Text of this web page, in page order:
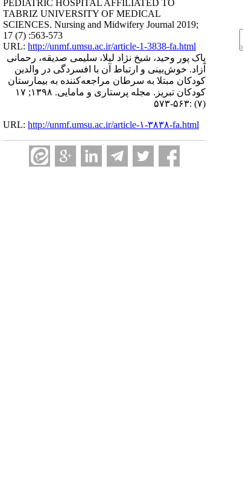
PEDIATRIC HOSPITAL AFFILIATED TO
TABRIZ UNIVERSITY OF MEDICAL
SCIENCES. Nursing and Midwifery Journal 2019;
17 (7) :563-573
URL: http://unmf.umsu.ac.ir/article-1-3838-fa.html
پاک پور وحید، شیخ نژاد لیلا، سلیمی صدیقه، رحمانی
آزاد. خوش‌بینی و ارتباط آن با افسردگی در والدین
کودکان مبتلا به سرطان مراجعه‌کننده به بیمارستان
کودکان تبریز. مجله پرستاری و مامایی. ۱۳۹۸; ۱۷
(۷) :۵۶۳-۵۷۳
URL: http://unmf.umsu.ac.ir/article-۱-۳۸۳۸-fa.html